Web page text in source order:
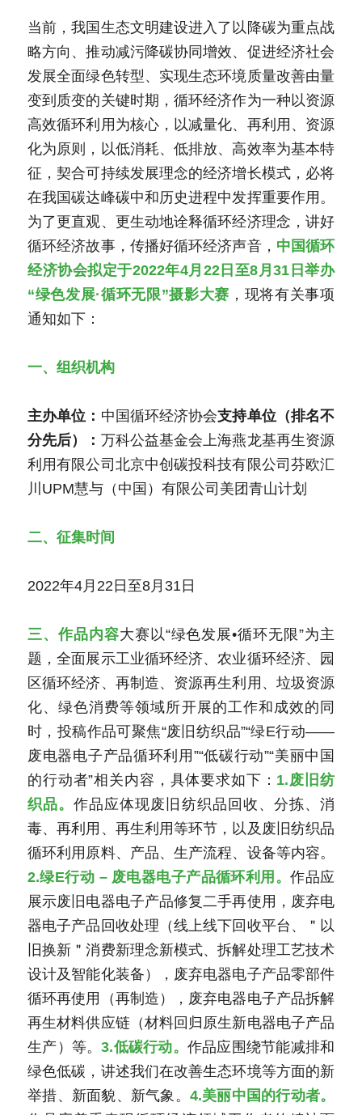
当前，我国生态文明建设进入了以降碳为重点战
略方向、推动减污降碳协同增效、促进经济社会
发展全面绿色转型、实现生态环境质量改善由量
变到质变的关键时期，循环经济作为一种以资源
高效循环利用为核心，以减量化、再利用、资源
化为原则，以低消耗、低排放、高效率为基本特
征，契合可持续发展理念的经济增长模式，必将
在我国碳达峰碳中和历史进程中发挥重要作用。
为了更直观、更生动地诠释循环经济理念，讲好
循环经济故事，传播好循环经济声音， 中国循环
经济协会拟定于2022年4月22日至8月31日举办
“绿色发展·循环无限”摄影大赛 ，现将有关事项
通知如下：
一、组织机构
主办单位： 中国循环经济协会支持单位（排名不
分先后）： 万科公益基金会上海燕龙基再生资源
利用有限公司北京中创碳投科技有限公司芬欧汇
川UPM慧与（中国）有限公司美团青山计划
二、征集时间
2022年4月22日至8月31日
三、作品内容大赛以“绿色发展•循环无限”为主
题，全面展示工业循环经济、农业循环经济、园
区循环经济、再制造、资源再生利用、垃圾资源
化、绿色消费等领域所开展的工作和成效的同
时，投稿作品可聚焦“废旧纺织品”“绿E行动——
废电器电子产品循环利用”“低碳行动”“美丽中国
的行动者”相关内容，具体要求如下： 1.废旧纺
织品。作品应体现废旧纺织品回收、分拣、消
毒、再利用、再生利用等环节，以及废旧纺织品
循环利用原料、产品、生产流程、设备等内容。
2.绿E行动 – 废电器电子产品循环利用。作品应
展示废旧电器电子产品修复二手再使用，废弃电
器电子产品回收处理（线上线下回收平台、＂以
旧换新＂消费新理念新模式、拆解处理工艺技术
设计及智能化装备），废弃电器电子产品零部件
循环再使用（再制造），废弃电器电子产品拆解
再生材料供应链（材料回归原生新电器电子产品
生产）等。3.低碳行动。 作品应围绕节能减排和
绿色低碳，讲述我们在改善生态环境等方面的新
举措、新面貌、新气象。 4.美丽中国的行动者。